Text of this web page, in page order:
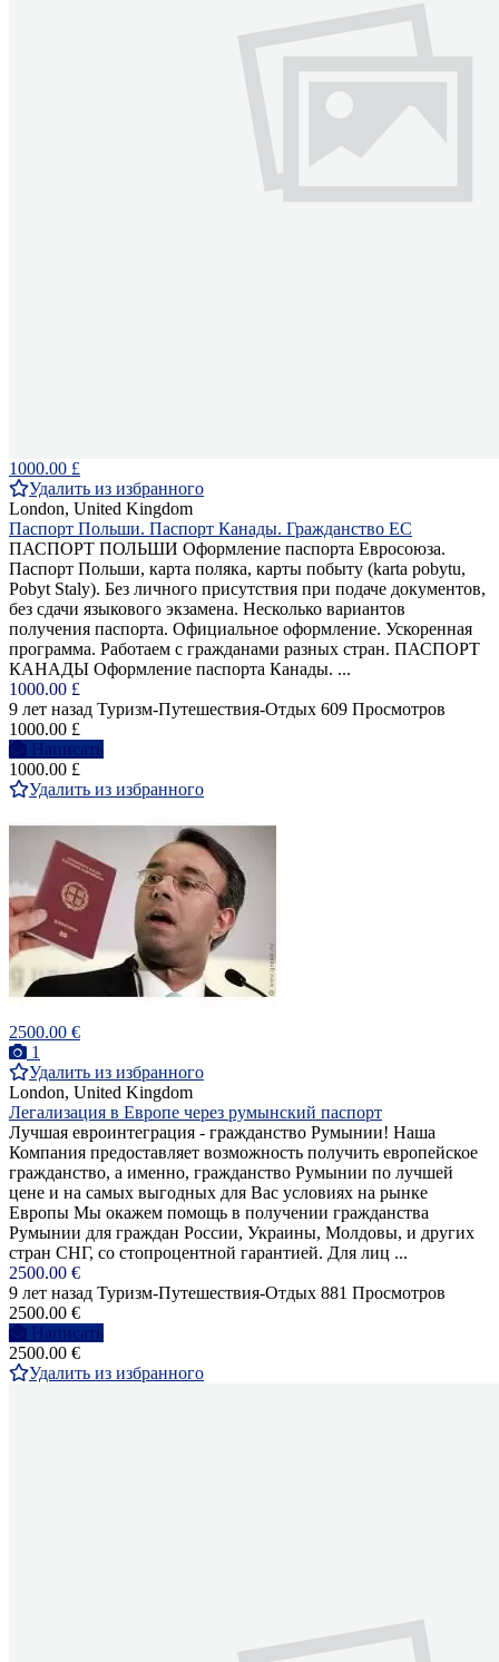
1000.00 £
Удалить из избранного
London, United Kingdom
Паспорт Польши. Паспорт Канады. Гражданство ЕС
ПАСПОРТ ПОЛЬШИ Оформление паспорта Евросоюза.
Паспорт Польши, карта поляка, карты побыту (karta pobytu,
Pobyt Staly). Без личного присутствия при подаче документов,
без сдачи языкового экзамена. Несколько вариантов
получения паспорта. Официальное оформление. Ускоренная
программа. Работаем с гражданами разных стран. ПАСПОРТ
КАНАДЫ Оформление паспорта Канады. ...
1000.00 £
9 лет назад Туризм-Путешествия-Отдых 609 Просмотров
1000.00 £
Написать
1000.00 £
Удалить из избранного
2500.00 €
1
Удалить из избранного
London, United Kingdom
Легализация в Европе через румынский паспорт
Лучшая евроинтеграция - гражданство Румынии! Наша
Компания предоставляет возможность получить европейское
гражданство, а именно, гражданство Румынии по лучшей
цене и на самых выгодных для Вас условиях на рынке
Европы Мы окажем помощь в получении гражданства
Румынии для граждан России, Украины, Молдовы, и других
стран СНГ, со стопроцентной гарантией. Для лиц ...
2500.00 €
9 лет назад Туризм-Путешествия-Отдых 881 Просмотров
2500.00 €
Написать
2500.00 €
Удалить из избранного